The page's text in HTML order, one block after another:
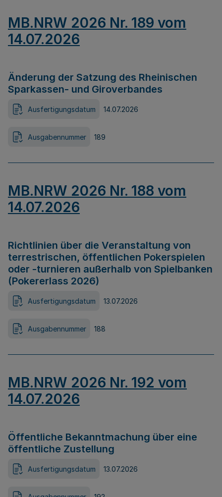
MB.NRW 2026 Nr. 189 vom
14.07.2026
Änderung der Satzung des Rheinischen
Sparkassen- und Giroverbandes
Ausfertigungsdatum 14.07.2026
Ausgabennummer 189
MB.NRW 2026 Nr. 188 vom
14.07.2026
Richtlinien über die Veranstaltung von
terrestrischen, öffentlichen Pokerspielen
oder -turnieren außerhalb von Spielbanken
(Pokererlass 2026)
Ausfertigungsdatum 13.07.2026
Ausgabennummer 188
MB.NRW 2026 Nr. 192 vom
14.07.2026
Öffentliche Bekanntmachung über eine
öffentliche Zustellung
Ausfertigungsdatum 13.07.2026